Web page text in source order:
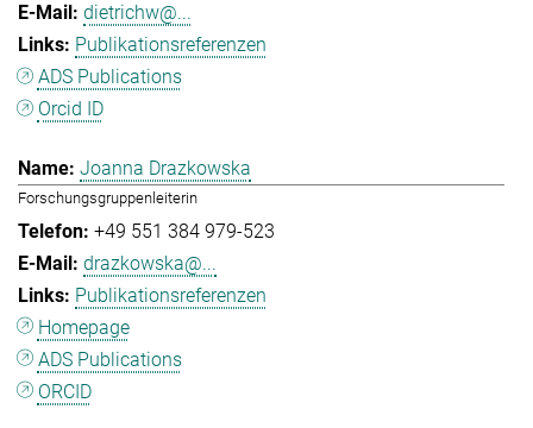
dietrichw@...
Publikationsreferenzen
ADS Publications
Orcid ID
Joanna Drazkowska
Forschungsgruppenleiterin
+49 551 384 979-523
drazkowska@...
Publikationsreferenzen
Homepage
ADS Publications
ORCID